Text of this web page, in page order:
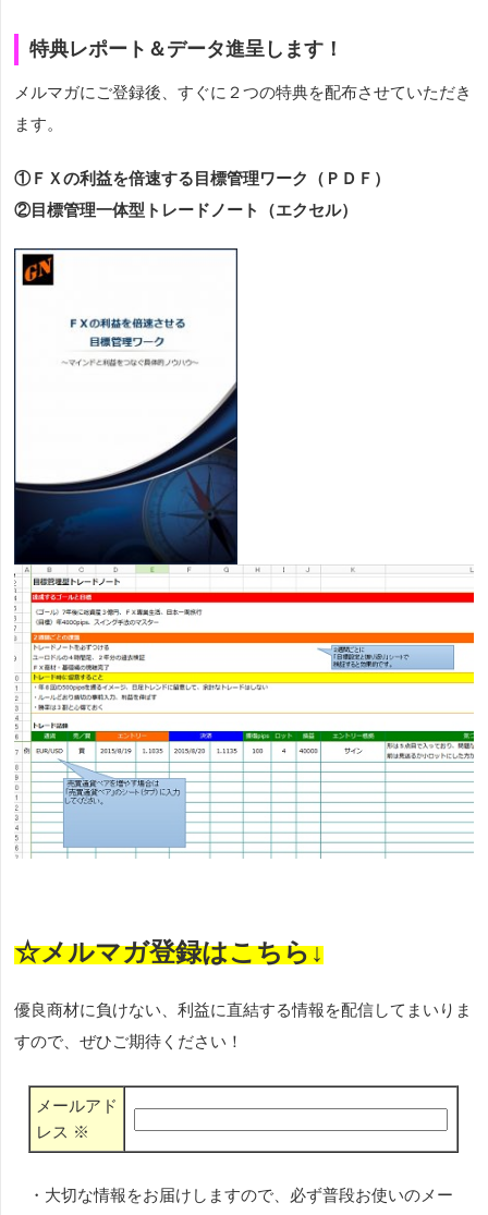
特典レポート＆データ進呈します！
メルマガにご登録後、すぐに２つの特典を配布させていただき
ます。
①ＦＸの利益を倍速する目標管理ワーク（ＰＤＦ）
②目標管理一体型トレードノート（エクセル）
☆メルマガ登録はこちら↓
優良商材に負けない、利益に直結する情報を配信してまいりま
すので、ぜひご期待ください！
メールアド
レス ※
・大切な情報をお届けしますので、必ず普段お使いのメー